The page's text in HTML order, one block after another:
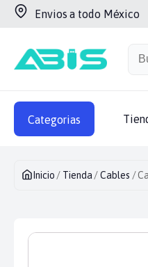
Envios a todo México
Categorias
Ver todas las categorias
Lo mas barato
Inicio/ Tienda/Cables /